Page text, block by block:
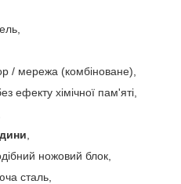
/ мережа (комбіноване),
ефекту хімічної пам'яті,
ножовий блок,
сталь,